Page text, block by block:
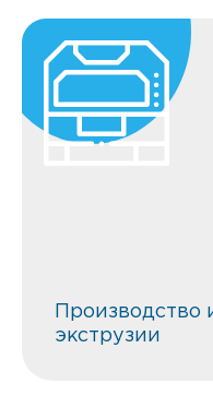
Производство
экструзии